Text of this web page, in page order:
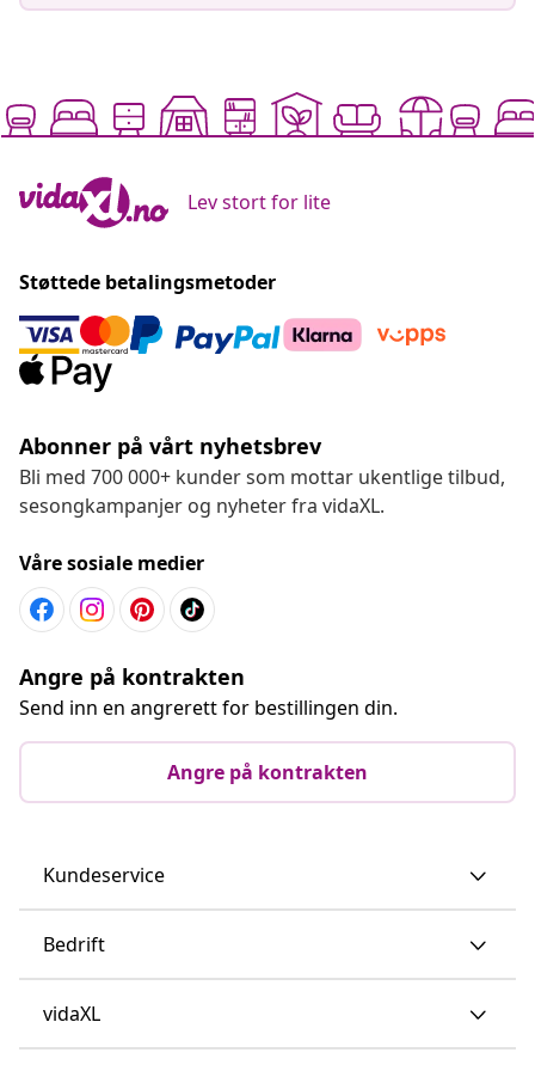
Lev stort for lite
Støttede betalingsmetoder
Abonner på vårt nyhetsbrev
Bli med 700 000+ kunder som mottar ukentlige tilbud,
sesongkampanjer og nyheter fra vidaXL.
Våre sosiale medier
Angre på kontrakten
Send inn en angrerett for bestillingen din.
Angre på kontrakten
Kundeservice
Bedrift
vidaXL